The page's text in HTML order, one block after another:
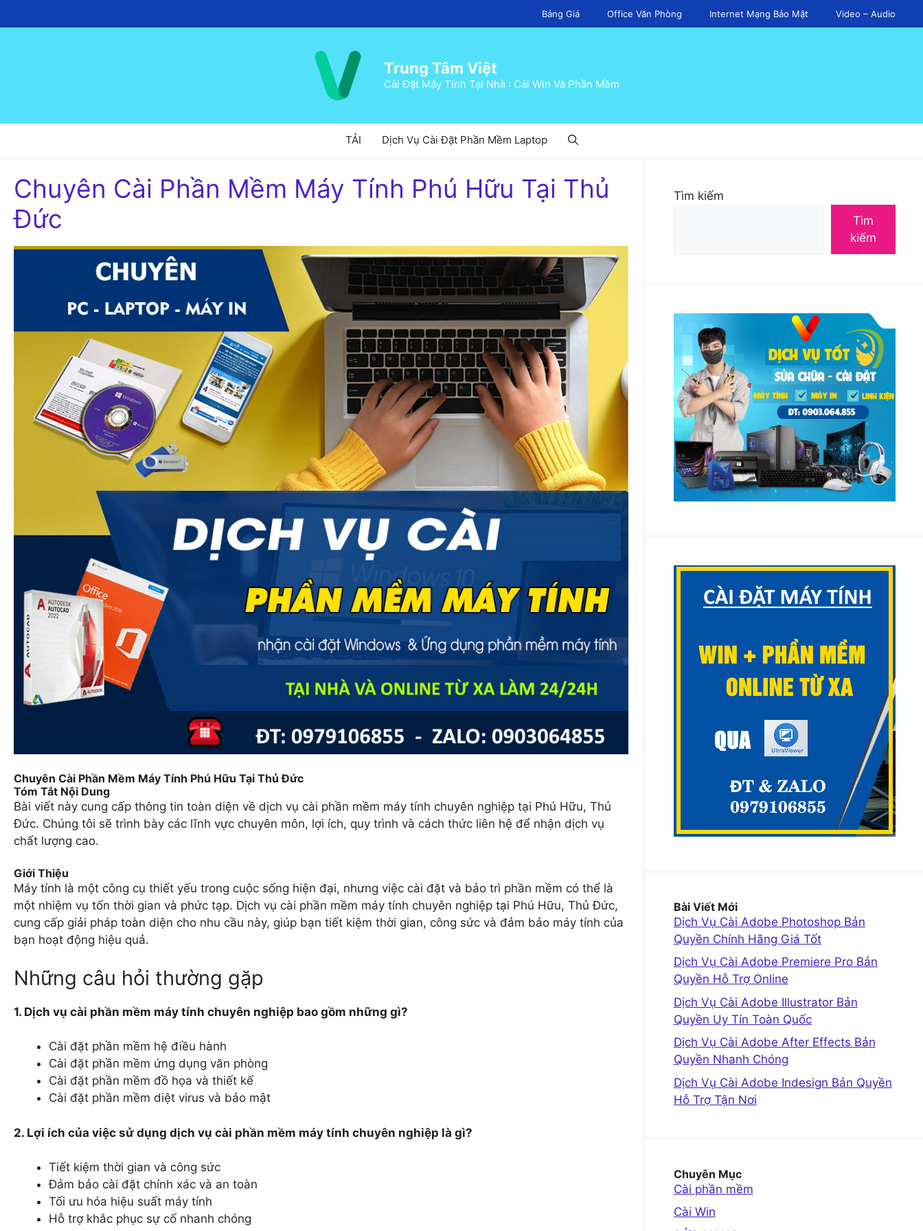
đến
Bảng Giá Office Văn Phòng Internet Mạng Bảo Mật Video – Audio
Trung Tâm Việt
Cài Đặt Máy Tính Tại Nhà : Cài Win Và Phần Mềm
TẢI Dịch Vụ Cài Đặt Phần Mềm Laptop
Chuyên Cài Phần Mềm Máy Tính Phú Hữu Tại Thủ
Đức
Chuyên Cài Phần Mềm Máy Tính Phú Hữu Tại Thủ Đức
Tóm Tắt Nội Dung
Bài viết này cung cấp thông tin toàn diện về dịch vụ cài phần mềm máy tính chuyên nghiệp tại Phú Hữu, Thủ
Đức. Chúng tôi sẽ trình bày các lĩnh vực chuyên môn, lợi ích, quy trình và cách thức liên hệ để nhận dịch vụ
chất lượng cao.
Giới Thiệu
Máy tính là một công cụ thiết yếu trong cuộc sống hiện đại, nhưng việc cài đặt và bảo trì phần mềm có thể là
một nhiệm vụ tốn thời gian và phức tạp. Dịch vụ cài phần mềm máy tính chuyên nghiệp tại Phú Hữu, Thủ Đức,
cung cấp giải pháp toàn diện cho nhu cầu này, giúp bạn tiết kiệm thời gian, công sức và đảm bảo máy tính của
bạn hoạt động hiệu quả.
Những câu hỏi thường gặp
1. Dịch vụ cài phần mềm máy tính chuyên nghiệp bao gồm những gì?
Cài đặt phần mềm hệ điều hành
Cài đặt phần mềm ứng dụng văn phòng
Cài đặt phần mềm đồ họa và thiết kế
Cài đặt phần mềm diệt virus và bảo mật
2. Lợi ích của việc sử dụng dịch vụ cài phần mềm máy tính chuyên nghiệp là gì?
Tiết kiệm thời gian và công sức
Đảm bảo cài đặt chính xác và an toàn
Tối ưu hóa hiệu suất máy tính
Hỗ trợ khắc phục sự cố nhanh chóng
Tìm kiếm
Tìm
kiếm
Bài Viết Mới
Dịch Vụ Cài Adobe Photoshop Bản
Quyền Chính Hãng Giá Tốt
Dịch Vụ Cài Adobe Premiere Pro Bản
Quyền Hỗ Trợ Online
Dịch Vụ Cài Adobe Illustrator Bản
Quyền Uy Tín Toàn Quốc
Dịch Vụ Cài Adobe After Effects Bản
Quyền Nhanh Chóng
Dịch Vụ Cài Adobe Indesign Bản Quyền
Hỗ Trợ Tận Nơi
Chuyên Mục
Cài phần mềm
Cài Win